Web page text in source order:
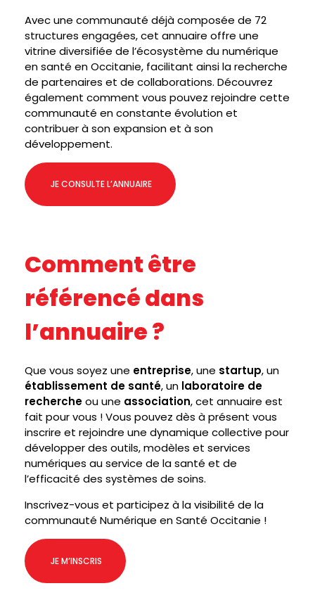
L
I
È
R
E
N
U
M
R
I
U
E
E
N
S
A
N
É
O
Avec une communauté déjà composée de 72
structures engagées, cet annuaire offre une
vitrine diversifiée de l’écosystème du numérique
en santé en Occitanie, facilitant ainsi la recherche
de partenaires et de collaborations. Découvrez
également comment vous pouvez rejoindre cette
communauté en constante évolution et
contribuer à son expansion et à son
développement.
JE CONSULTE L’ANNUAIRE
Comment être
référencé dans
l’annuaire ?
Que vous soyez une entreprise, une startup, un
établissement de santé, un laboratoire de
rechercheou une association, cet annuaire est
fait pour vous ! Vous pouvez dès à présent vous
inscrire et rejoindre une dynamique collective pour
développer des outils, modèles et services
numériques au service de la santé et de
l’efficacité des systèmes de soins.
Inscrivez-vous et participez à la visibilité de la
communauté Numérique en Santé Occitanie !
JE M’INSCRIS